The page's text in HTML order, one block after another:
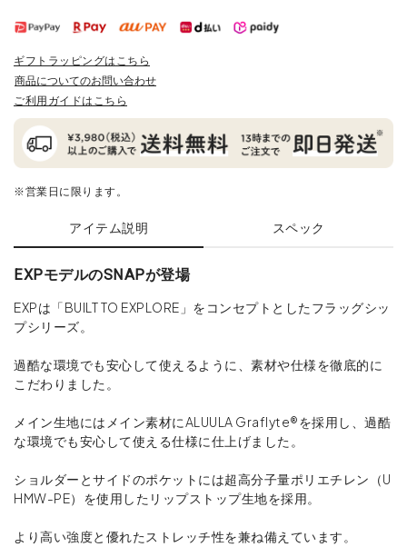
ギフトラッピングはこちら
商品についてのお問い合わせ
ご利用ガイドはこちら
※営業日に限ります。
アイテム説明 スペック
EXPモデルのSNAPが登場
EXPは「BUILT TO EXPLORE」をコンセプトとしたフラッグシッ
プシリーズ。
過酷な環境でも安心して使えるように、素材や仕様を徹底的に
こだわりました。
メイン生地にはメイン素材にALUULA Graflyte®を採用し、過酷
な環境でも安心して使える仕様に仕上げました。
ショルダーとサイドのポケットには超高分子量ポリエチレン（U
HMW-PE）を使用したリップストップ生地を採用。
より高い強度と優れたストレッチ性を兼ね備えています。